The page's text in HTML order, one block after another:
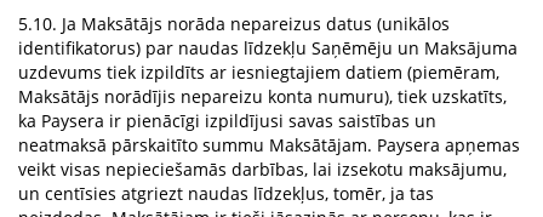
5.10. Ja Maksātājs norāda nepareizus datus (unikālos
identifikatorus) par naudas līdzekļu Saņēmēju un Maksājuma
uzdevums tiek izpildīts ar iesniegtajiem datiem (piemēram,
Maksātājs norādījis nepareizu konta numuru), tiek uzskatīts,
ka Paysera ir pienācīgi izpildījusi savas saistības un
neatmaksā pārskaitīto summu Maksātājam. Paysera apņemas
veikt visas nepieciešamās darbības, lai izsekotu maksājumu,
un centīsies atgriezt naudas līdzekļus, tomēr, ja tas